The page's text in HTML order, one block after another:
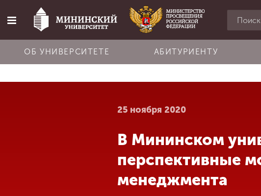
Главная
ОБ УНИВЕРСИТЕТЕ АБИТУРИЕНТУ
25 ноября 2020
В Мининском
перспективные
менеджмента